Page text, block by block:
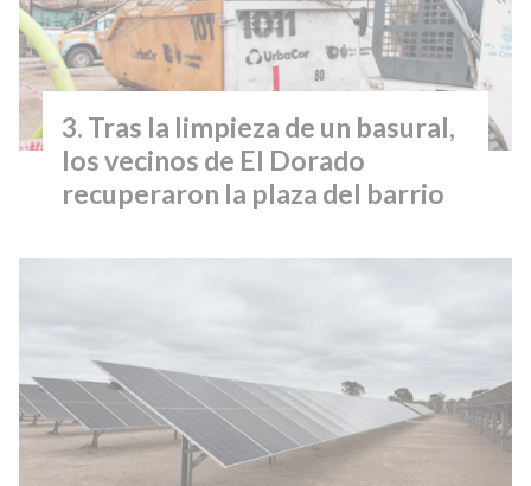
Tras la limpieza de un basural,
los vecinos de El Dorado
recuperaron la plaza del barrio